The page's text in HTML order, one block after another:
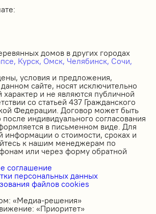
домов в других городах
Курск, Омск, Челябинск, Сочи,
условия и предложения,
сайте, носят исключительно
и не являются публичной
со статьей 437 Гражданского
Федерации. Договор может быть
после индивидуального согласования
в письменном виде. Для
информации о стоимости, сроках и
к нашим менеджерам по
или через форму обратной
соглашение
персональных данных
файлов cookies
«Медиа-решения»
«Приоритет»